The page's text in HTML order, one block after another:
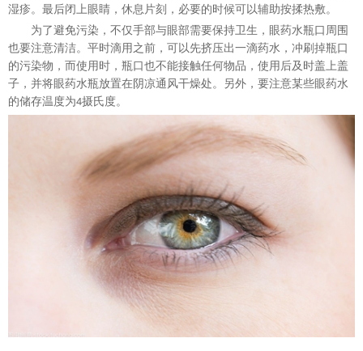
湿疹。最后闭上眼睛，休息片刻，必要的时候可以辅助按揉热敷。
为了避免污染，不仅手部与眼部需要保持卫生，眼药水瓶口周围
也要注意清洁。平时滴用之前，可以先挤压出一滴药水，冲刷掉瓶口
的污染物，而使用时，瓶口也不能接触任何物品，使用后及时盖上盖
子，并将眼药水瓶放置在阴凉通风干燥处。另外，要注意某些眼药水
的储存温度为4摄氏度。